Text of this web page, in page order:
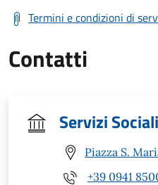
Termini e condizioni di
Contatti
Servizi Sociali
Piazza S.
+39 0941